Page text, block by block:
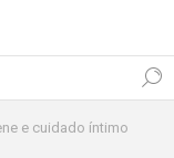
e cuidado íntimo